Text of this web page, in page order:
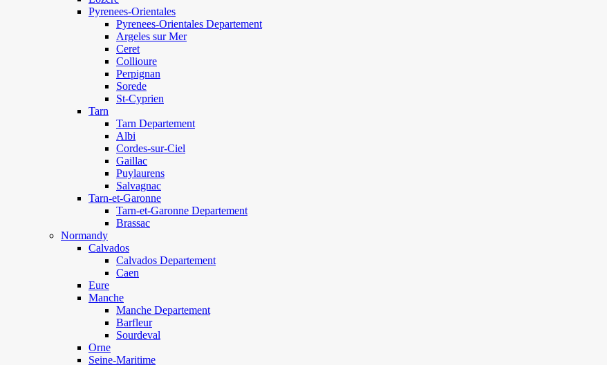
Pyrenees-Orientales
Pyrenees-Orientales Departement
Argeles sur Mer
Ceret
Collioure
Perpignan
Sorede
St-Cyprien
Tarn
Tarn Departement
Albi
Cordes-sur-Ciel
Gaillac
Puylaurens
Salvagnac
Tarn-et-Garonne
Tarn-et-Garonne Departement
Brassac
Normandy
Calvados
Calvados Departement
Caen
Eure
Manche
Manche Departement
Barfleur
Sourdeval
Orne
Seine-Maritime